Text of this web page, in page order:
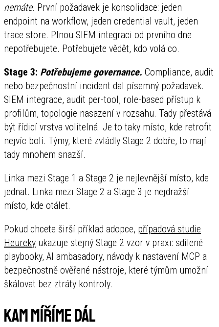
nemáte. První požadavek je konsolidace: jeden
endpoint na workflow, jeden credential vault, jeden
trace store. Plnou SIEM integraci od prvního dne
nepotřebujete. Potřebujete vědět, kdo volá co.
Stage 3: Potřebujeme governance. Compliance, audit
nebo bezpečnostní incident dal písemný požadavek.
SIEM integrace, audit per-tool, role-based přístup k
profilům, topologie nasazení v rozsahu. Tady přestává
být řídicí vrstva volitelná. Je to taky místo, kde retrofit
nejvíc bolí. Týmy, které zvládly Stage 2 dobře, to mají
tady mnohem snazší.
Linka mezi Stage 1 a Stage 2 je nejlevnější místo, kde
jednat. Linka mezi Stage 2 a Stage 3 je nejdražší
místo, kde otálet.
Pokud chcete širší příklad adopce, případová studie
Heureky ukazuje stejný Stage 2 vzor v praxi: sdílené
playbooky, AI ambasadory, návody k nastavení MCP a
bezpečnostně ověřené nástroje, které týmům umožní
škálovat bez ztráty kontroly.
Kam míříme dál